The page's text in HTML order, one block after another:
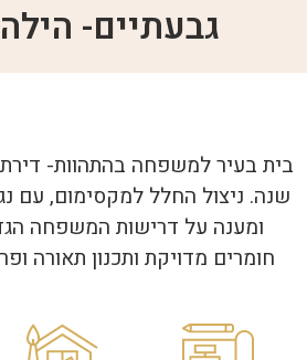
גבעתיים-
שנה. ניצול החלל למקסימום, עם
ומענה על דרישות המשפחה
חומרים מדויקת ותכנון תאורה